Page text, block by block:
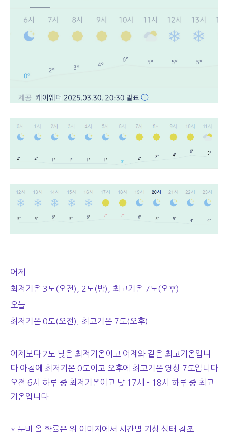
어제
최저기온 3도(오전), 2도(밤), 최고기온 7도(오후)
오늘
최저기온 0도(오전), 최고기온 7도(오후)
어제보다 2도 낮은 최저기온이고 어제와 같은 최고기온입니
다 아침에 최저기온 0도이고 오후에 최고기온 영상 7도입니다
오전 6시 하루 중 최저기온이고 낮 17시 - 18시 하루 중 최고
기온입니다
* 눈비 올 확률은 위 이미지에서 시간별 기상 상태 참조